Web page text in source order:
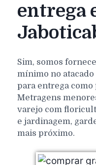
entrega
Sim, somos
mínimo no atacado
para entrega
Metragens
varejo com
e jardinagem,
mais próximo.